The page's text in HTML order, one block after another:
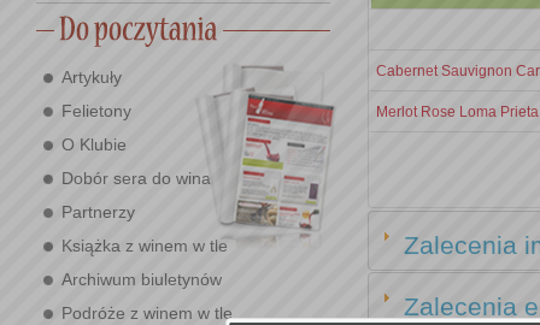
Artykuły
Felietony
O Klubie
Dobór sera do wina
Partnerzy
Książka z winem w tle
Archiwum biuletynów
Podróże z winem w tle
Cabernet Sauvignon
Merlot Rose Loma
Zalecenia
Zalecenia